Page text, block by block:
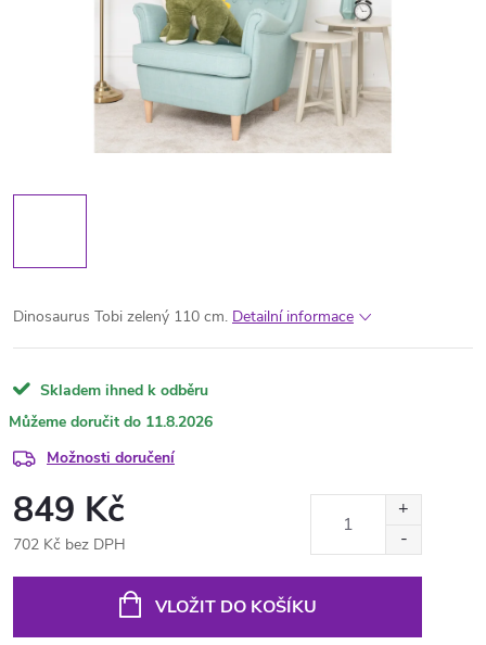
Dinosaurus Tobi zelený 110 cm. Detailní informace
Skladem ihned k odběru
11.8.2026
Možnosti doručení
849 Kč
702 Kč bez DPH
VLOŽIT DO KOŠÍKU